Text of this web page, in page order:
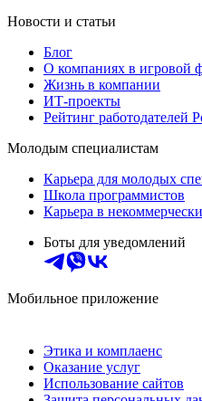
Новости и статьи
Блог
О компаниях в игровой
Жизнь в компании
ИТ-проекты
Рейтинг работодателей
Молодым специалистам
Карьера для молодых
Школа программистов
Карьера в
Боты для уведомлений
Мобильное приложение
Этика и комплаенс
Оказание услуг
Использование сайтов